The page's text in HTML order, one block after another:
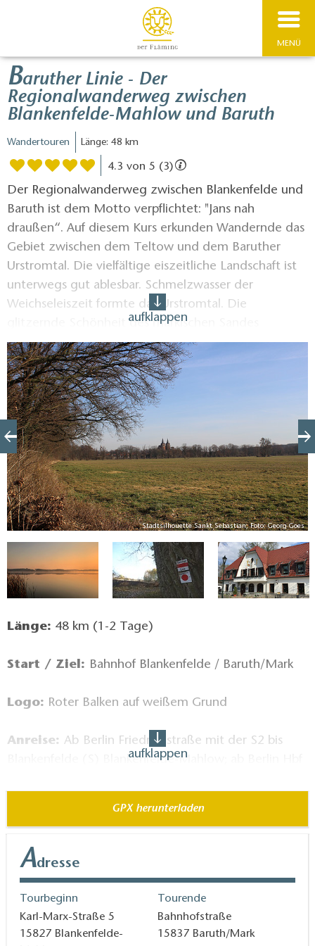
MENÜ
Baruther Linie - Der
Regionalwanderweg zwischen
Blankenfelde-Mahlow und Baruth
Wandertouren Länge: 48 km
4.3 von 5 (3)
Der Regionalwanderweg zwischen Blankenfelde und
Baruth ist dem Motto verpflichtet: "Jans nah
draußen“. Auf diesem Kurs erkunden Wandernde das
Gebiet zwischen dem Teltow und dem Baruther
Urstromtal. Die vielfältige eiszeitliche Landschaft ist
unterwegs gut ablesbar. Schmelzwasser der
Weichseleiszeit formte das Urstromtal. Die
glitzernde Schönheit des märkischen Sandes
erstreckt sich nördlich in ehemals windgepeitschten
Dünengebieten, auf mit duftenden Kiefern
bestockten Sandern und Endmoränen. Die Pflanzen-
und Tierwelt entwickelte sich in der aktuellen
Warmzeit. Bekassine, Kranich oder gar der Seeadler
kreisen in der Luft. Auch Fischotter und Eisvogel
fühlen sich im Wandergebiet, wo Gräben, Seen und
Fließe mit Erlen- und Eschenwäldern gute Standorte
bieten, wohl. Zu den geschützten Tierarten gehören
die Fledermaus, die Glattnatter und der Heldbock.
aufklappen
Stadtsilhouette Sankt Sebastian, Foto: Georg Goes
Länge: 48 km (1-2 Tage)
Start / Ziel: Bahnhof Blankenfelde / Baruth/Mark
Logo: Roter Balken auf weißem Grund
Anreise: Ab Berlin Friedrichstraße mit der S2 bis
Blankenfelde (S) Blankenfelde-Mahlow; ab Berlin Hbf
Berliner City nach Blankenfelde (TF)
Abreise:Ab Baruth/Mark mit dem RE5 bis Berlin Hbf
(Tief)
aufklappen
GPX herunterladen
Adresse
Tourbeginn
Karl-Marx-Straße 5
15827 Blankenfelde-
Tourende
Bahnhofstraße
15837 Baruth/Mark